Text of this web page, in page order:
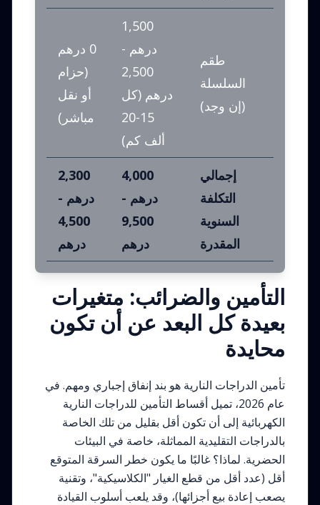
طقم
السلسلة
(إن وجد)
1,500
درهم -
2,500
درهم (كل
15-20
ألف كم)
0 درهم
(حزام
أو نقل
مباشر)
إجمالي
التكلفة
السنوية
المقدرة
4,000
درهم -
9,500
درهم
2,300
درهم -
4,500
درهم
التأمين والضرائب: متغيرات
بعيدة كل البعد عن أن تكون
محايدة
تأمين الدراجات النارية هو بند إنفاق إجباري ومهم. في
عام 2026، تميل أقساط التأمين للدراجات النارية
الكهربائية إلى أن تكون أقل بقليل من تلك الخاصة
بالدراجات التقليدية المماثلة، خاصة في البيئات
الحضرية. لماذا؟ غالبًا ما يكون خطر السرقة المتوقع
أقل (عدد أقل من قطع الغيار "الكلاسيكية"، وتقنية
يصعب إعادة بيع أجزائها)، وقد يلعب أسلوب القيادة